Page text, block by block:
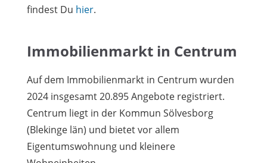
findest Du hier.
Immobilienmarkt in Centrum
Auf dem Immobilienmarkt in Centrum wurden
2024 insgesamt 20.895 Angebote registriert.
Centrum liegt in der Kommun Sölvesborg
(Blekinge län) und bietet vor allem
Eigentumswohnung und kleinere